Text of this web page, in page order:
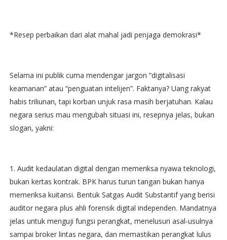
*Resep perbaikan dari alat mahal jadi penjaga demokrasi*
Selama ini publik cuma mendengar jargon “digitalisasi
keamanan” atau “penguatan intelijen”. Faktanya? Uang rakyat
habis triliunan, tapi korban unjuk rasa masih berjatuhan. Kalau
negara serius mau mengubah situasi ini, resepnya jelas, bukan
slogan, yakni:
1. Audit kedaulatan digital dengan memeriksa nyawa teknologi,
bukan kertas kontrak. BPK harus turun tangan bukan hanya
memeriksa kuitansi. Bentuk Satgas Audit Substantif yang berisi
auditor negara plus ahli forensik digital independen. Mandatnya
jelas untuk menguji fungsi perangkat, menelusuri asal-usulnya
sampai broker lintas negara, dan memastikan perangkat lulus